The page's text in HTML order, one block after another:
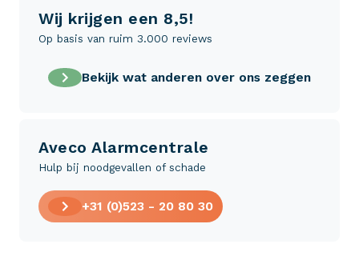
Wij krijgen een 8,5!
Op basis van ruim 3.000 reviews
Bekijk wat anderen over ons zeggen
Aveco Alarmcentrale
Hulp bij noodgevallen of schade
+31 (0)523 - 20 80 30